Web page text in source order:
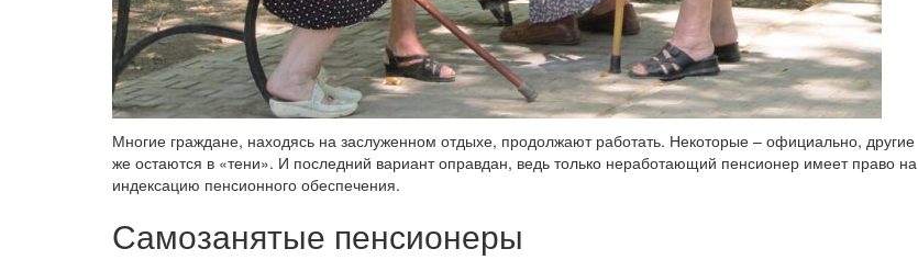
Многие граждане, находясь на заслуженном отдыхе, продолжают работать. Некоторые – официально, другие
же остаются в «тени». И последний вариант оправдан, ведь только неработающий пенсионер имеет право на
индексацию пенсионного обеспечения.
Самозанятые пенсионеры